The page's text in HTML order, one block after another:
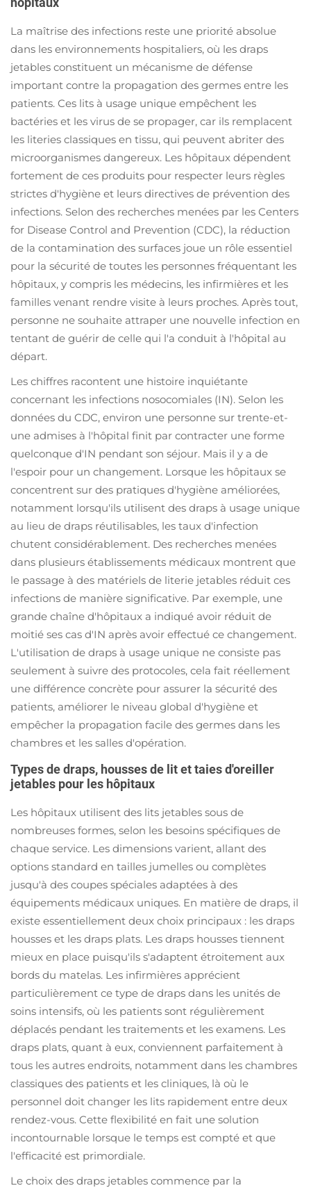
La maîtrise des infections reste une priorité absolue
dans les environnements hospitaliers, où les draps
jetables constituent un mécanisme de défense
important contre la propagation des germes entre les
patients. Ces lits à usage unique empêchent les
bactéries et les virus de se propager, car ils remplacent
les literies classiques en tissu, qui peuvent abriter des
microorganismes dangereux. Les hôpitaux dépendent
fortement de ces produits pour respecter leurs règles
strictes d'hygiène et leurs directives de prévention des
infections. Selon des recherches menées par les Centers
for Disease Control and Prevention (CDC), la réduction
de la contamination des surfaces joue un rôle essentiel
pour la sécurité de toutes les personnes fréquentant les
hôpitaux, y compris les médecins, les infirmières et les
familles venant rendre visite à leurs proches. Après tout,
personne ne souhaite attraper une nouvelle infection en
tentant de guérir de celle qui l'a conduit à l'hôpital au
départ.
Les chiffres racontent une histoire inquiétante
concernant les infections nosocomiales (IN). Selon les
données du CDC, environ une personne sur trente-et-
une admises à l'hôpital finit par contracter une forme
quelconque d'IN pendant son séjour. Mais il y a de
l'espoir pour un changement. Lorsque les hôpitaux se
concentrent sur des pratiques d'hygiène améliorées,
notamment lorsqu'ils utilisent des draps à usage unique
au lieu de draps réutilisables, les taux d'infection
chutent considérablement. Des recherches menées
dans plusieurs établissements médicaux montrent que
le passage à des matériels de literie jetables réduit ces
infections de manière significative. Par exemple, une
grande chaîne d'hôpitaux a indiqué avoir réduit de
moitié ses cas d'IN après avoir effectué ce changement.
L'utilisation de draps à usage unique ne consiste pas
seulement à suivre des protocoles, cela fait réellement
une différence concrète pour assurer la sécurité des
patients, améliorer le niveau global d'hygiène et
empêcher la propagation facile des germes dans les
chambres et les salles d'opération.
Types de draps, housses de lit et taies d'oreiller
jetables pour les hôpitaux
Les hôpitaux utilisent des lits jetables sous de
nombreuses formes, selon les besoins spécifiques de
chaque service. Les dimensions varient, allant des
options standard en tailles jumelles ou complètes
jusqu'à des coupes spéciales adaptées à des
équipements médicaux uniques. En matière de draps, il
existe essentiellement deux choix principaux : les draps
housses et les draps plats. Les draps housses tiennent
mieux en place puisqu'ils s'adaptent étroitement aux
bords du matelas. Les infirmières apprécient
particulièrement ce type de draps dans les unités de
soins intensifs, où les patients sont régulièrement
déplacés pendant les traitements et les examens. Les
draps plats, quant à eux, conviennent parfaitement à
tous les autres endroits, notamment dans les chambres
classiques des patients et les cliniques, là où le
personnel doit changer les lits rapidement entre deux
rendez-vous. Cette flexibilité en fait une solution
incontournable lorsque le temps est compté et que
l'efficacité est primordiale.
Le choix des draps jetables commence par la